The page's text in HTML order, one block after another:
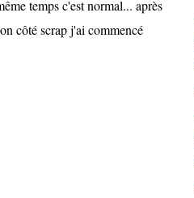
temps c'est normal... après
côté scrap j'ai commencé